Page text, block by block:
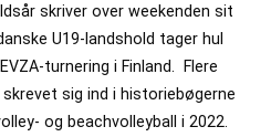
skriver over weekenden sit
U19-landshold tager hul
turnering i Finland. Flere
sig ind i historiebøgerne
og beachvolleyball i 2022.